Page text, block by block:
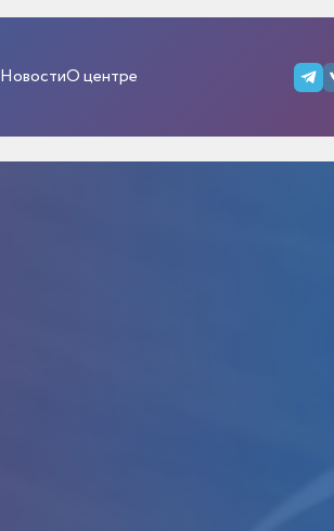
НовостиО центре